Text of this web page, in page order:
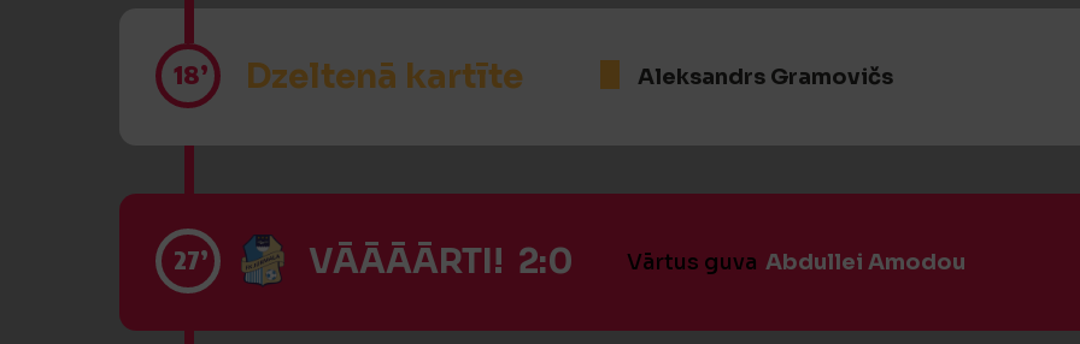
18’ Dzeltenā kartīte Aleksandrs Gramovičs
27’ VĀĀĀĀRTI! 2:0 Vārtus guva Abdullei Amodou